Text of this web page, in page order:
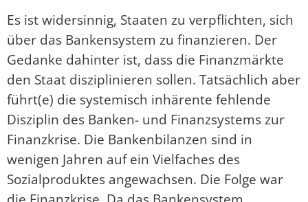
Es ist widersinnig, Staaten zu verpflichten, sich
über das Bankensystem zu finanzieren. Der
Gedanke dahinter ist, dass die Finanzmärkte
den Staat disziplinieren sollen. Tatsächlich aber
führt(e) die systemisch inhärente fehlende
Disziplin des Banken- und Finanzsystems zur
Finanzkrise. Die Bankenbilanzen sind in
wenigen Jahren auf ein Vielfaches des
Sozialproduktes angewachsen. Die Folge war